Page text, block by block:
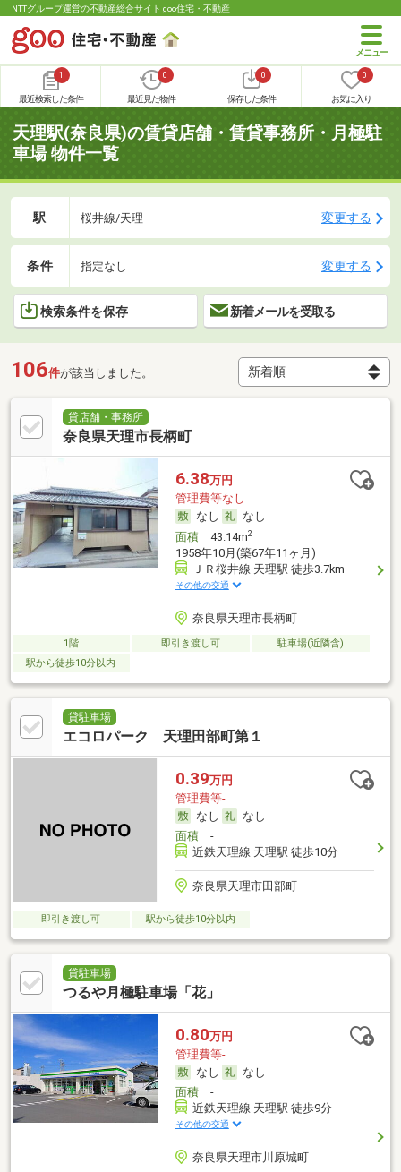
NTTグループ運営の不動産総合サイト goo住宅・不動産
1
最近検索した条件
0
最近見た物件
0
保存した条件
0
お気に入り
天理駅(奈良県)の賃貸店舗・賃貸事務所・月極駐
車場 物件一覧
駅 桜井線/天理 変更する
条件 指定なし 変更する
検索条件を保存 新着メールを受取る
106件が該当しました。
貸店舗・事務所
奈良県天理市長柄町
6.38万円
管理費等なし
なし
なし
面積43.14m2
1958年10月(築67年11ヶ月)
ＪＲ桜井線 天理駅 徒歩3.7km
その他の交通
奈良県天理市長柄町
1階 即引き渡し可
駐車場(近隣含)
駅から徒歩10分以内
貸駐車場
エコロパーク 天理田部町第１
0.39万円
管理費等-
なし
なし
面積-
近鉄天理線 天理駅 徒歩10分
奈良県天理市田部町
即引き渡し可 駅から徒歩10分以内
貸駐車場
つるや月極駐車場「花」
0.80万円
管理費等-
なし
なし
面積-
近鉄天理線 天理駅 徒歩9分
その他の交通
奈良県天理市川原城町